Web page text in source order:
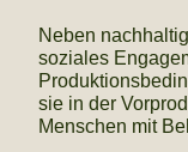
Neben
soziales
sie in der
Menschen mit